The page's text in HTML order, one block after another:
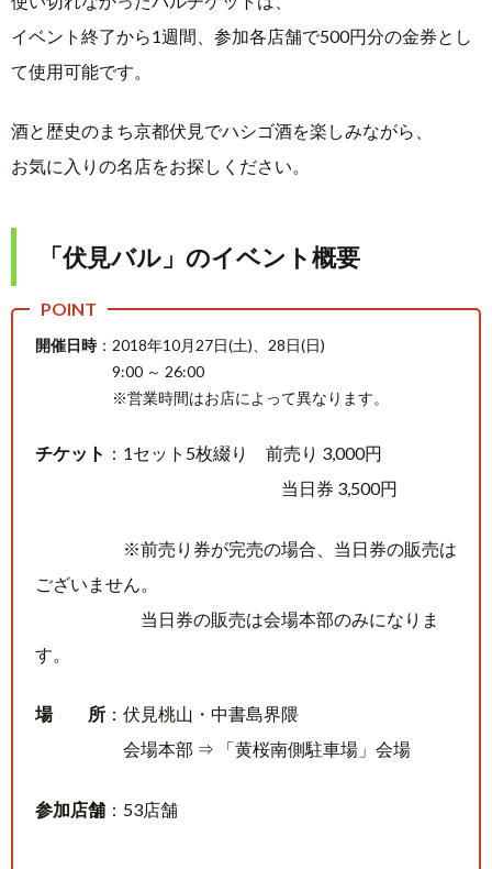
イベント終了から1週間、参加各店舗で500円分の金券とし
て使用可能です。
酒と歴史のまち京都伏見でハシゴ酒を楽しみながら、
お気に入りの名店をお探しください。
「伏見バル」のイベント概要
開催日時：2018年10月27日(土)、28日(日)
9:00 ～ 26:00
※営業時間はお店によって異なります。
チケット ：1セット5枚綴り 前売り 3,000円
当日券 3,500円
※前売り券が完売の場合、当日券の販売は
ございません。
当日券の販売は会場本部のみになりま
す。
場 所 ：伏見桃山・中書島界隈
会場本部 ⇒ 「黄桜南側駐車場」会場
参加店舗 ：53店舗